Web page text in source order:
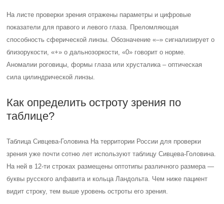
На листе проверки зрения отражены параметры и цифровые
показатели для правого и левого глаза. Преломляющая
способность сферической линзы. Обозначение «–» сигнализирует о
близорукости, «+» о дальнозоркости, «0» говорит о норме.
Аномалии роговицы, формы глаза или хрусталика – оптическая
сила цилиндрической линзы.
Как определить остроту зрения по
таблице?
Таблица Сивцева-Головина На территории России для проверки
зрения уже почти сотню лет используют таблицу Сивцева-Головина.
На ней в 12-ти строках размещены оптотипы различного размера —
буквы русского алфавита и кольца Ландольта. Чем ниже пациент
видит строку, тем выше уровень остроты его зрения.